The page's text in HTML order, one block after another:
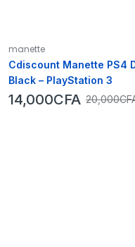
manette
Cdiscount Manette PS4
Black – PlayStation 3
20,000
14,000CFA